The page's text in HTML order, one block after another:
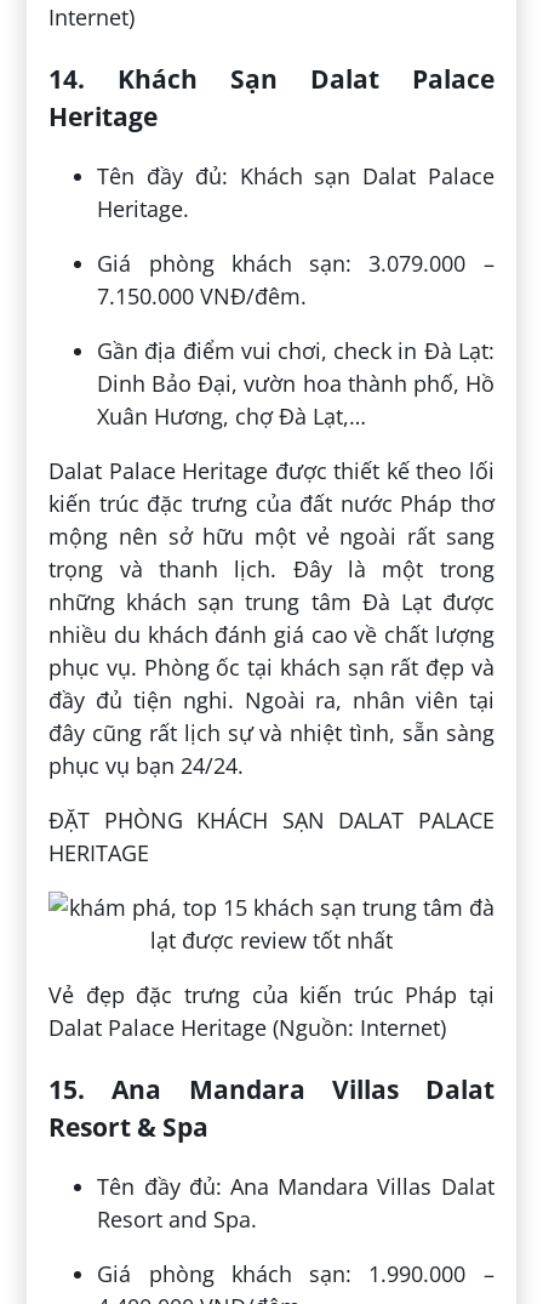
Internet)
14. Khách Sạn Dalat Palace
Heritage
Tên đầy đủ: Khách sạn Dalat Palace
Heritage.
Giá phòng khách sạn: 3.079.000 –
7.150.000 VNĐ/đêm.
Gần địa điểm vui chơi, check in Đà Lạt:
Dinh Bảo Đại, vườn hoa thành phố, Hồ
Xuân Hương, chợ Đà Lạt,…
Dalat Palace Heritage được thiết kế theo lối
kiến trúc đặc trưng của đất nước Pháp thơ
mộng nên sở hữu một vẻ ngoài rất sang
trọng và thanh lịch. Đây là một trong
những khách sạn trung tâm Đà Lạt được
nhiều du khách đánh giá cao về chất lượng
phục vụ. Phòng ốc tại khách sạn rất đẹp và
đầy đủ tiện nghi. Ngoài ra, nhân viên tại
đây cũng rất lịch sự và nhiệt tình, sẵn sàng
phục vụ bạn 24/24.
ĐẶT PHÒNG KHÁCH SẠN DALAT PALACE
HERITAGE
Vẻ đẹp đặc trưng của kiến trúc Pháp tại
Dalat Palace Heritage (Nguồn: Internet)
15. Ana Mandara Villas Dalat
Resort & Spa
Tên đầy đủ: Ana Mandara Villas Dalat
Resort and Spa.
Giá phòng khách sạn: 1.990.000 –